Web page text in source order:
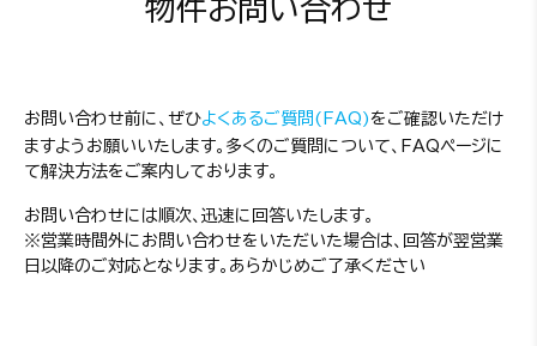
物件お問い合わせ
お問い合わせ前に、ぜひよくあるご質問(FAQ) をご確認いただけ
ますようお願いいたします。多くのご質問について、FAQページに
て解決方法をご案内しております。
お問い合わせには順次、迅速に回答いたします。
※営業時間外にお問い合わせをいただいた場合は、回答が翌営業
日以降のご対応となります。あらかじめご了承ください